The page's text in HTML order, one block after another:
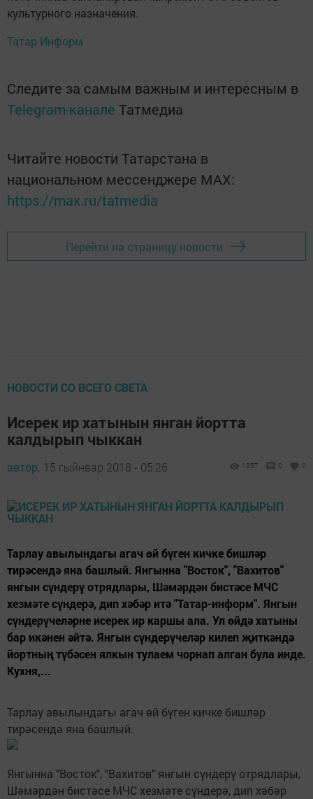
культурного назначения.
Татар Информ
Следите за самым важным и интересным в
Telegram-канале Татмедиа
Читайте новости Татарстана в
национальном мессенджере MАХ:
https://max.ru/tatmedia
Перейти на страницу новости
НОВОСТИ СО ВСЕГО СВЕТА
Исерек ир хатынын янган йортта
калдырып чыккан
автор, 15 гыйнвар 2018 - 05:26 1357 0 0
Тарлау авылындагы агач өй бүген кичке бишләр
тирәсендә яна башлый. Янгынна "Восток", "Вахитов"
янгын сүндерү отрядлары, Шәмәрдән бистәсе МЧС
хезмәте сүндерә, дип хәбәр итә "Татар-информ". Янгын
сүндерүчеләрне исерек ир каршы ала. Ул өйдә хатыны
бар икәнен әйтә. Янгын сүндерүчеләр килеп җиткәндә
йортның түбәсен ялкын тулаем чорнап алган була инде.
Кухня,...
Тарлау авылындагы агач өй бүген кичке бишләр
тирәсендә яна башлый.
Янгынна "Восток", "Вахитов" янгын сүндерү отрядлары,
Шәмәрдән бистәсе МЧС хезмәте сүндерә, дип хәбәр